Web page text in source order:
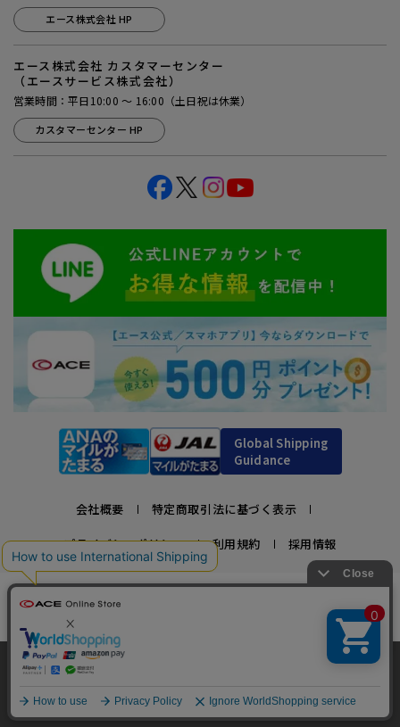
エース株式会社 HP
エース株式会社 カスタマーセンター
（エースサービス株式会社）
営業時間：平日10:00 ～ 16:00（土日祝は休業）
カスタマーセンター HP
Global Shipping
Guidance
会社概要 特定商取引法に基づく表示
プライバシーポリシー 利用規約 採用情報
かばんの総合メーカー、エース公式サイト
スーツケースビジネスバッグ直営店ならではの豊富なラインナップでご紹介！
充実のアフターサービス・豊富な品揃え・安心のメーカー直営ストア
Copyright © ACE Co., Ltd. All rights reserved.
当サイトでは、サイトの利便性向上のため、クッ
て詳細はこちら